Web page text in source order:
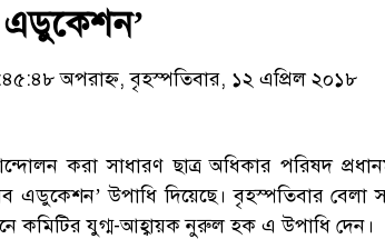
এডুকেশন’
অপরাহ্ন, বৃহস্পতিবার, ১২ এপ্রিল ২০১৮
করা সাধারণ ছাত্র অধিকার পরিষদ
এডুকেশন’ উপাধি দিয়েছে। বৃহস্পতিবার বেলা
কমিটির যুগ্ম-আহ্বায়ক নুরুল হক এ উপাধি দেন।